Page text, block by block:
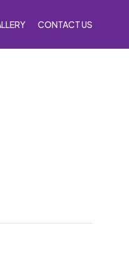
CONTACT US